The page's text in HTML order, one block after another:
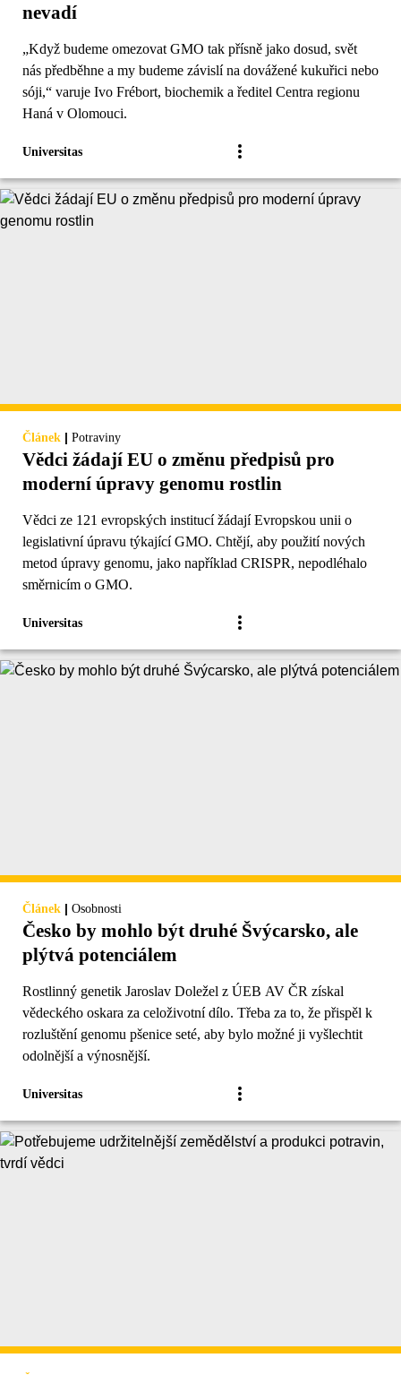
nevadí
„Když budeme omezovat GMO tak přísně jako dosud, svět
nás předběhne a my budeme závislí na dovážené kukuřici nebo
sóji,“ varuje Ivo Frébort, biochemik a ředitel Centra regionu
Haná v Olomouci.
Universitas
Článek | Potraviny
Vědci žádají EU o změnu předpisů pro
moderní úpravy genomu rostlin
Vědci ze 121 evropských institucí žádají Evropskou unii o
legislativní úpravu týkající GMO. Chtějí, aby použití nových
metod úpravy genomu, jako například CRISPR, nepodléhalo
směrnicím o GMO.
Universitas
Článek | Osobnosti
Česko by mohlo být druhé Švýcarsko, ale
plýtvá potenciálem
Rostlinný genetik Jaroslav Doležel z ÚEB AV ČR získal
vědeckého oskara za celoživotní dílo. Třeba za to, že přispěl k
rozluštění genomu pšenice seté, aby bylo možné ji vyšlechtit
odolnější a výnosnější.
Universitas